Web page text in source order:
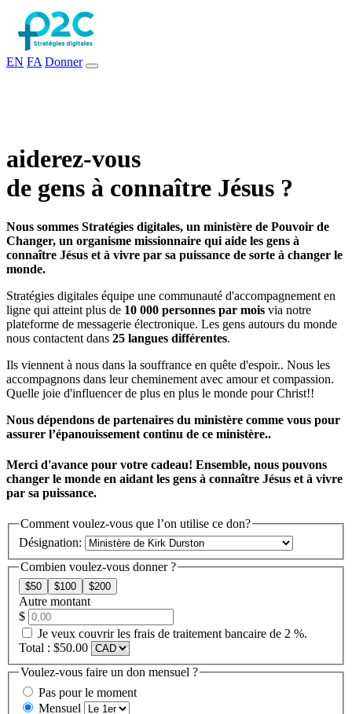
EN FA Donner
aiderez-vous
de gens à connaître Jésus ?
Nous sommes Stratégies digitales, un ministère de Pouvoir de
Changer, un organisme missionnaire qui aide les gens à
connaître Jésus et à vivre par sa puissance de sorte à changer le
monde.
Stratégies digitales équipe une communauté d'accompagnement en
ligne qui atteint plus de 10 000 personnes par mois via notre
plateforme de messagerie électronique. Les gens autours du monde
nous contactent dans 25 langues différentes.
Ils viennent à nous dans la souffrance en quête d'espoir.. Nous les
accompagnons dans leur cheminement avec amour et compassion.
Quelle joie d'influencer de plus en plus le monde pour Christ!!
Nous dépendons de partenaires du ministère comme vous pour
assurer l’épanouissement continu de ce ministère..
Merci d'avance pour votre cadeau! Ensemble, nous pouvons
changer le monde en aidant les gens à connaître Jésus et à vivre
par sa puissance.
Comment voulez-vous que l’on utilise ce don?
Désignation:
Combien voulez-vous donner ?
$50 $100 $200
Autre montant
$
Je veux couvrir les frais de traitement bancaire de 2 %.
Total : $50.00
Voulez-vous faire un don mensuel ?
Pas pour le moment
Mensuel